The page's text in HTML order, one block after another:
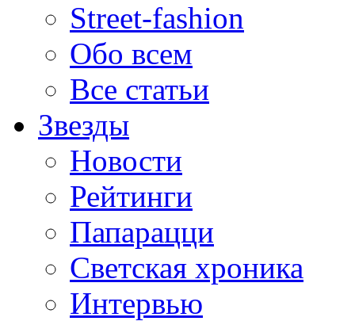
Street-fashion
Обо всем
Все статьи
Звезды
Новости
Рейтинги
Папарацци
Светская хроника
Интервью